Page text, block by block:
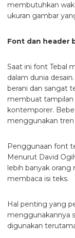
membutuhkan
ukuran gambar
Font dan header
Saat ini font Tebal
dalam dunia
berani dan sangat
membuat tampilan
kontemporer.
menggunakan tren
Penggunaan font
Menurut David
lebih banyak
membaca isi teks.
Hal penting yang
menggunakannya
digunakan